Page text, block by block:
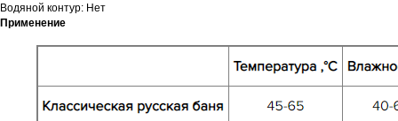
Водяной контур: Нет
Применение